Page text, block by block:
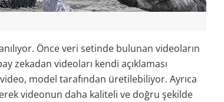
Önce veri setinde bulunan videoların
zekadan videoları kendi açıklaması
model tarafından üretilebiliyor. Ayrıca
videonun daha kaliteli ve doğru şekilde